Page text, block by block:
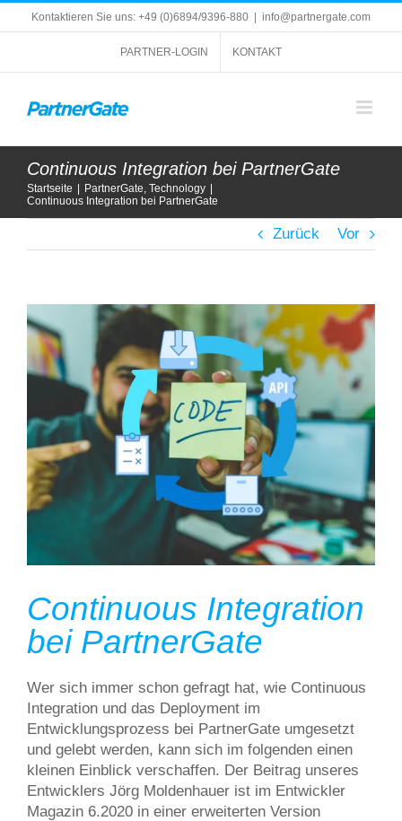
Inhalt
Kontaktieren Sie uns: +49 (0)6894/9396-880 info@partnergate.com
PARTNER-LOGIN KONTAKT
Continuous Integration bei PartnerGate
Startseite PartnerGate, Technology
Continuous Integration bei PartnerGate
Zurück Vor
Zeige
grösseres
Bild
Continuous Integration
bei PartnerGate
Wer sich immer schon gefragt hat, wie Continuous
Integration und das Deployment im
Entwicklungsprozess bei PartnerGate umgesetzt
und gelebt werden, kann sich im folgenden einen
kleinen Einblick verschaffen. Der Beitrag unseres
Entwicklers Jörg Moldenhauer ist im Entwickler
Magazin 6.2020 in einer erweiterten Version